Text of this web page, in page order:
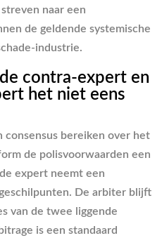
naar een
de geldende systemische
industrie.
contra-expert en
het niet eens
consensus bereiken over het
de polisvoorwaarden een
expert neemt een
De arbiter blijft
van de twee liggende
is een standaard